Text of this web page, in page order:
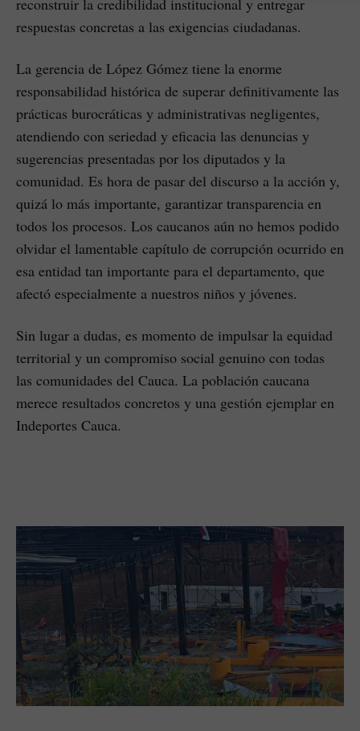
reconstruir la credibilidad institucional y entregar
respuestas concretas a las exigencias ciudadanas.
La gerencia de López Gómez tiene la enorme
responsabilidad histórica de superar definitivamente las
prácticas burocráticas y administrativas negligentes,
atendiendo con seriedad y eficacia las denuncias y
sugerencias presentadas por los diputados y la
comunidad. Es hora de pasar del discurso a la acción y,
quizá lo más importante, garantizar transparencia en
todos los procesos. Los caucanos aún no hemos podido
olvidar el lamentable capítulo de corrupción ocurrido en
esa entidad tan importante para el departamento, que
afectó especialmente a nuestros niños y jóvenes.
Sin lugar a dudas, es momento de impulsar la equidad
territorial y un compromiso social genuino con todas
las comunidades del Cauca. La población caucana
merece resultados concretos y una gestión ejemplar en
Indeportes Cauca.